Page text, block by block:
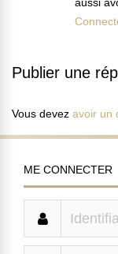
Publier une
Vous devez avoir un
ME CONNECTER